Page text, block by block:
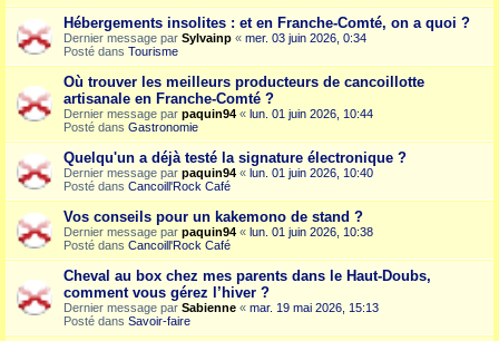
Hébergements insolites : et en Franche-Comté, on a quoi ?
Dernier message par Sylvainp « mer. 03 juin 2026, 0:34
Posté dans Tourisme
Où trouver les meilleurs producteurs de cancoillotte
artisanale en Franche-Comté ?
Dernier message par paquin94 « lun. 01 juin 2026, 10:44
Posté dans Gastronomie
Quelqu'un a déjà testé la signature électronique ?
Dernier message par paquin94 « lun. 01 juin 2026, 10:40
Posté dans Cancoill'Rock Café
Vos conseils pour un kakemono de stand ?
Dernier message par paquin94 « lun. 01 juin 2026, 10:38
Posté dans Cancoill'Rock Café
Cheval au box chez mes parents dans le Haut-Doubs,
comment vous gérez l’hiver ?
Dernier message par Sabienne « mar. 19 mai 2026, 15:13
Posté dans Savoir-faire